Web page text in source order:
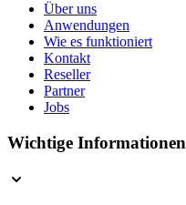
Über uns
Anwendungen
Wie es funktioniert
Kontakt
Reseller
Partner
Jobs
Wichtige Informationen